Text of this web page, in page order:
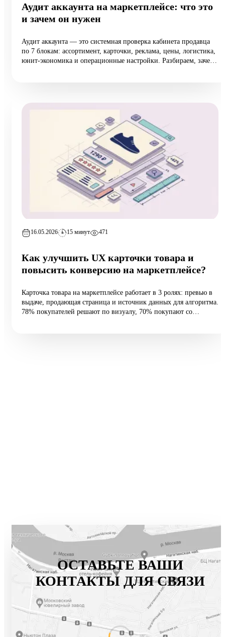
Аудит аккаунта на маркетплейсе: что это
и зачем он нужен
Аудит аккаунта — это системная проверка кабинета продавца
по 7 блокам: ассортимент, карточки, реклама, цены, логистика,
юнит-экономика и операционные настройки. Разбираем, зачем
оборота на 12%.
16.05.2026 15 минут 471
Как улучшить UX карточки товара и
повысить конверсию на маркетплейсе?
Карточка товара на маркетплейсе работает в 3 ролях: превью в
выдаче, продающая страница и источник данных для алгоритма.
78% покупателей решают по визуалу, 70% покупают со
ОСТАВЬТЕ ВАШИ
КОНТАКТЫ ДЛЯ СВЯЗИ